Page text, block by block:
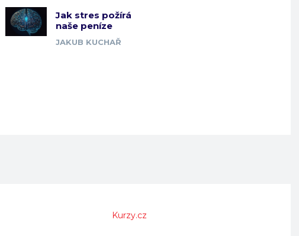
Jak stres požírá
naše peníze
JAKUB KUCHAŘ
Kurzy.cz